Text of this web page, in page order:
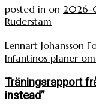
posted in on 2026-
Ruderstam
Lennart Johansson
Infantinos planer
Träningsrapport
instead”